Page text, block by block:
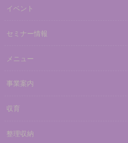
イベント
セミナー情報
メニュー
事業案内
収育
整理収納